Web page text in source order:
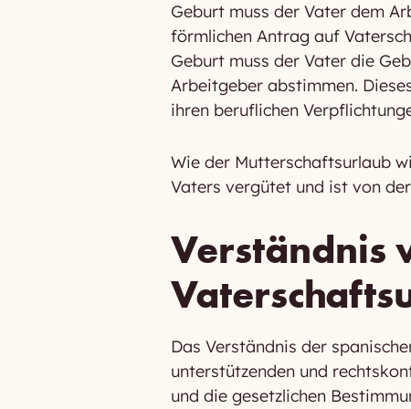
Geburt muss der Vater dem
förmlichen Antrag auf
Geburt muss der Vater die
Arbeitgeber abstimmen.
ihren beruflichen
Wie der Mutterschaftsurlaub
Vaters vergütet und ist von
Verständnis
Das Verständnis der
unterstützenden und
und die gesetzlichen